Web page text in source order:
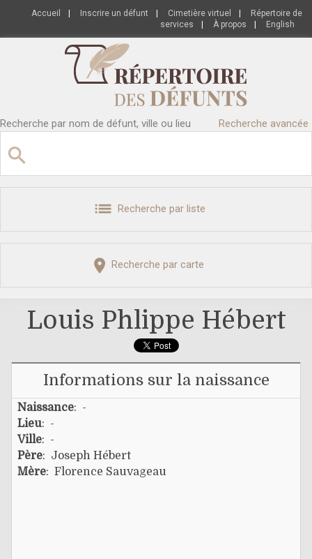
Accueil Inscrire un défunt Cimetière virtuel
Répertoire de
services
À propos English
Recherche par nom de défunt, ville ou lieu Recherche avancée
Recherche par liste
Recherche par carte
Louis Phlippe Hébert
Informations sur la naissance
Naissance: -
Lieu: -
Ville: -
Père: Joseph Hébert
Mère: Florence Sauvageau